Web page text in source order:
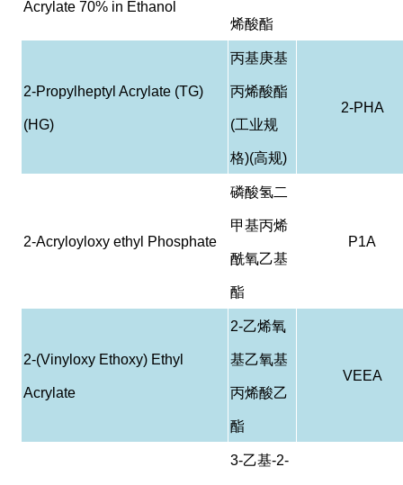
Acrylate 70% in Ethanol
烯酸酯
2-Propylheptyl Acrylate (TG)
(HG)
丙基庚基
丙烯酸酯
(工业规
格)(高规)
2-PHA
2-Acryloyloxy ethyl Phosphate
磷酸氢二
甲基丙烯
酰氧乙基
酯
P1A
2-(Vinyloxy Ethoxy) Ethyl
Acrylate
2-乙烯氧
基乙氧基
丙烯酸乙
酯
VEEA
3-乙基-2-